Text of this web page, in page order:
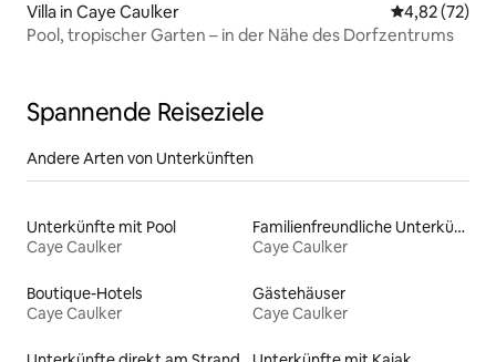
Villa in Caye Caulker
4,82 (72)
Pool, tropischer Garten – in der Nähe des Dorfzentrums
Spannende Reiseziele
Andere Arten von Unterkünften
Unterkünfte mit Pool
Caye Caulker
Familienfreundliche Unterkünfte
Caye Caulker
Boutique-Hotels
Caye Caulker
Gästehäuser
Caye Caulker